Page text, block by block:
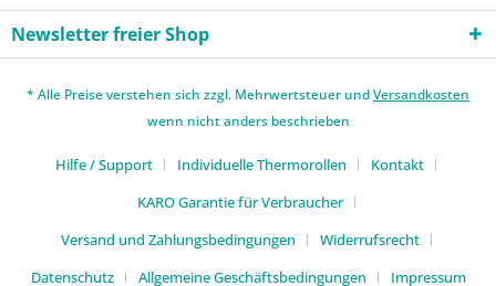
Newsletter freier Shop
* Alle Preise verstehen sich zzgl. Mehrwertsteuer undVersandkosten
wenn nicht anders beschrieben
Hilfe / Support Individuelle Thermorollen
Kontakt
KARO Garantie für Verbraucher
Versand und Zahlungsbedingungen
Widerrufsrecht
Datenschutz
Allgemeine Geschäftsbedingungen Impressum